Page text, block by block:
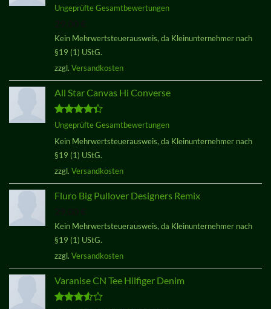
Bewertet
mit 4.00
Ungeprüfte Gesamtbewertungen
Kein Mehrwertsteuerausweis, da Kleinunternehmer nach
§19 (1) UStG.
zzgl. Versandkosten
All Star Canvas Hi Converse
Bewertet
von 5
Ungeprüfte Gesamtbewertungen
Kein Mehrwertsteuerausweis, da Kleinunternehmer nach
§19 (1) UStG.
zzgl. Versandkosten
Fluro Big Pullover Designers Remix
Kein Mehrwertsteuerausweis, da Kleinunternehmer nach
§19 (1) UStG.
zzgl. Versandkosten
Varanise CN Tee Hilfiger Denim